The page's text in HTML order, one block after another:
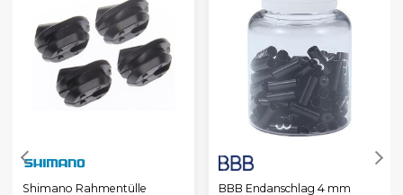
Shimano Rahmentülle
BBB Endanschlag 4 mm